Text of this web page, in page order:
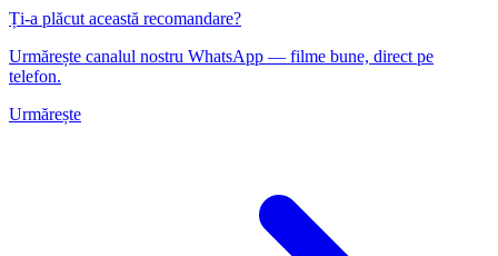
Ți-a plăcut această recomandare?
Urmărește canalul nostru WhatsApp — filme bune, direct pe
telefon.
Urmărește